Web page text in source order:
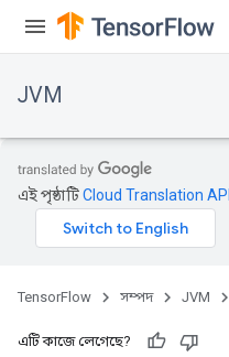
JVM
এই পৃষ্ঠাটিCloud Translation API
TensorFlow সম্পদ JVM
এটি কাজে লেগেছে?